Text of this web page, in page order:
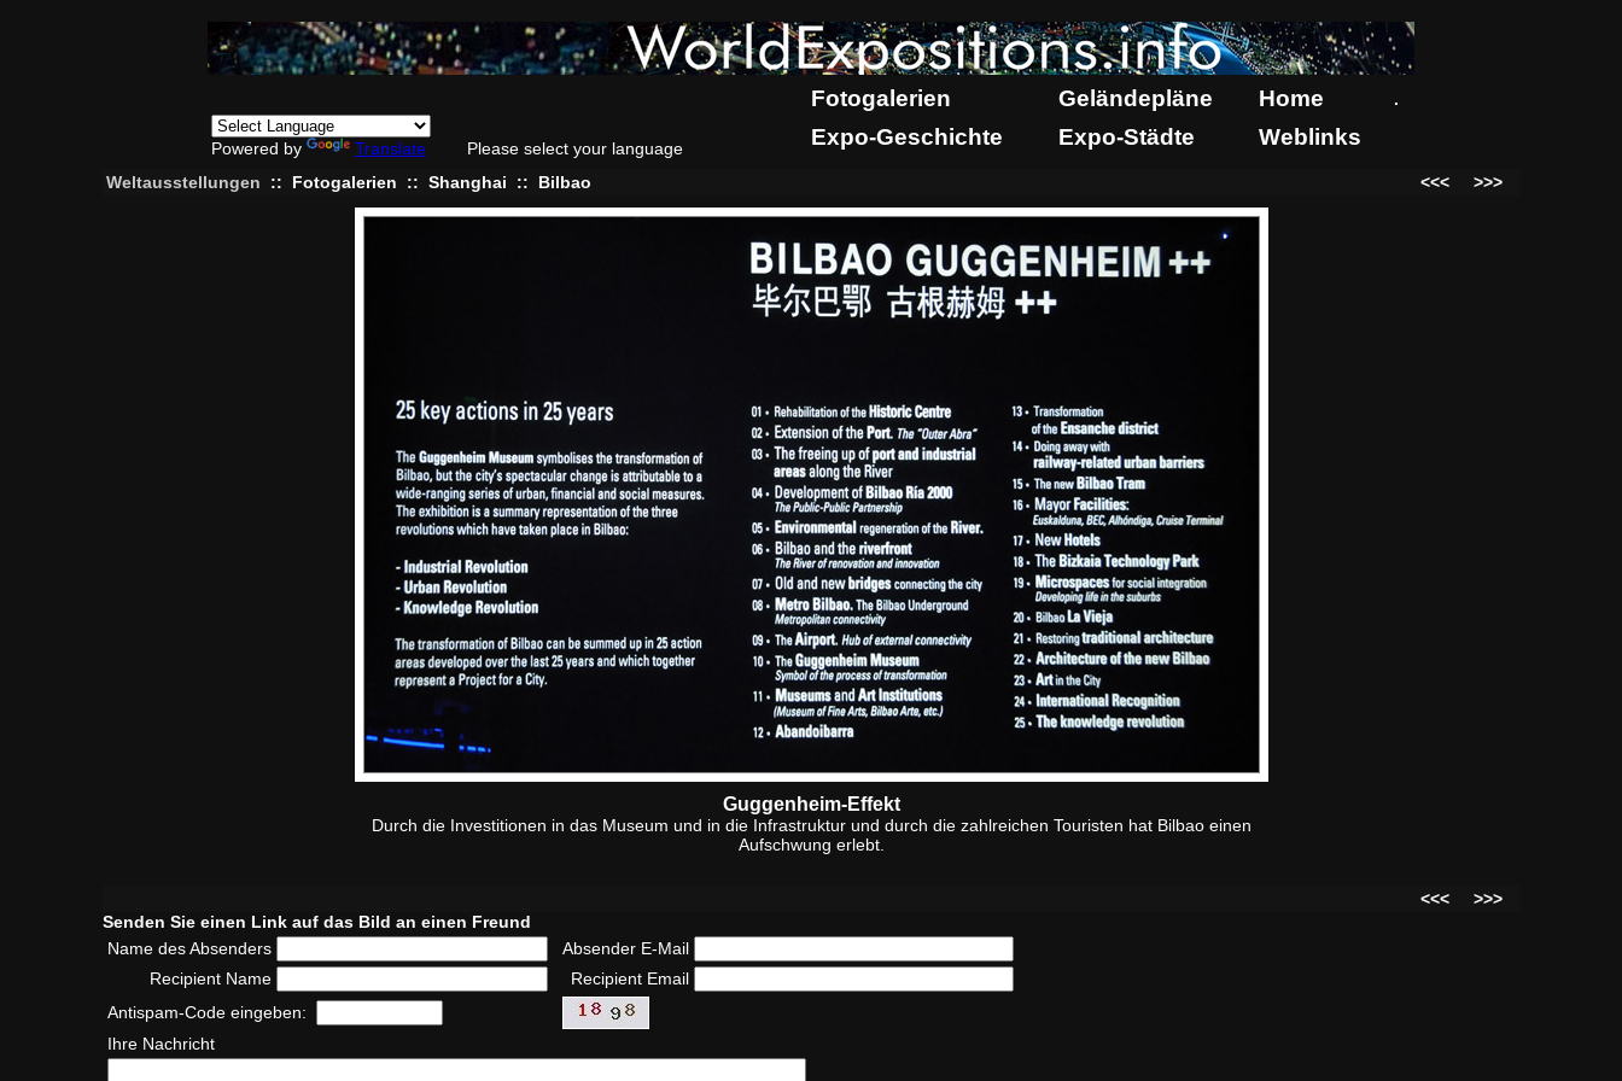
Powered by Translate Please select your language
Fotogalerien Geländepläne Home .
Expo-Geschichte Expo-Städte Weblinks
Weltausstellungen :: Fotogalerien :: Shanghai :: Bilbao <<< >>>
Guggenheim-Effekt
Durch die Investitionen in das Museum und in die Infrastruktur und durch die zahlreichen Touristen hat Bilbao einen
Aufschwung erlebt.
<<<
>>>
Senden Sie einen Link auf das Bild an einen Freund
Name des Absenders
Absender E-Mail
Recipient Name
Recipient Email
Antispam-Code eingeben:
Ihre Nachricht